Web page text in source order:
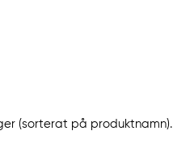
(sorterat på produktnamn).